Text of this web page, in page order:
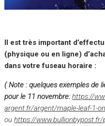
Il est très important
(physique ou en ligne)
dans votre fuseau horaire :
( Note : quelques exemples de
pour le 11 novembre:https://
argent.fr/argent/maple-leaf-1-
ouhttps://